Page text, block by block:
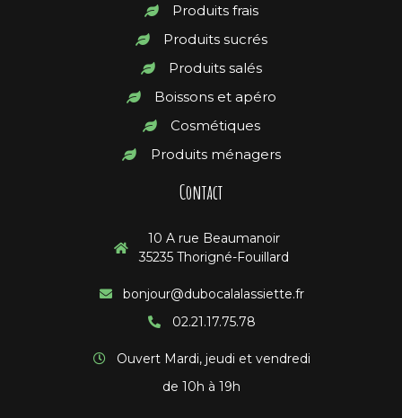
Produits frais
Produits sucrés
Produits salés
Boissons et apéro
Cosmétiques
Produits ménagers
Contact
10 A rue Beaumanoir
35235 Thorigné-Fouillard
bonjour@dubocalalassiette.fr
02.21.17.75.78
Ouvert Mardi, jeudi et vendredi
de 10h à 19h